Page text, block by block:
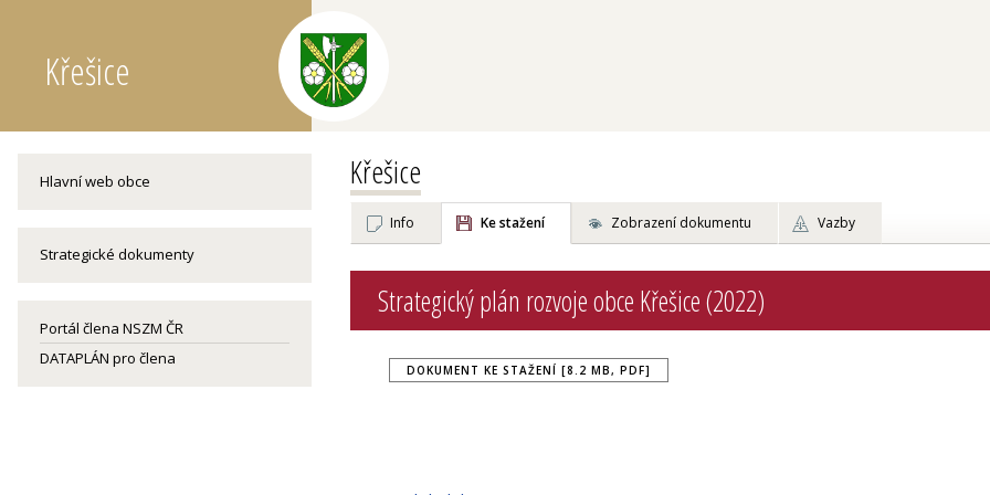
Křešice
Hlavní web obce
Strategické dokumenty
Portál člena NSZM ČR
DATAPLÁN pro člena
Křešice
Info Ke stažení Zobrazení dokumentu Vazby
Strategický plán rozvoje obce Křešice (2022)
DOKUMENT KE STAŽENÍ [8.2 MB, PDF]